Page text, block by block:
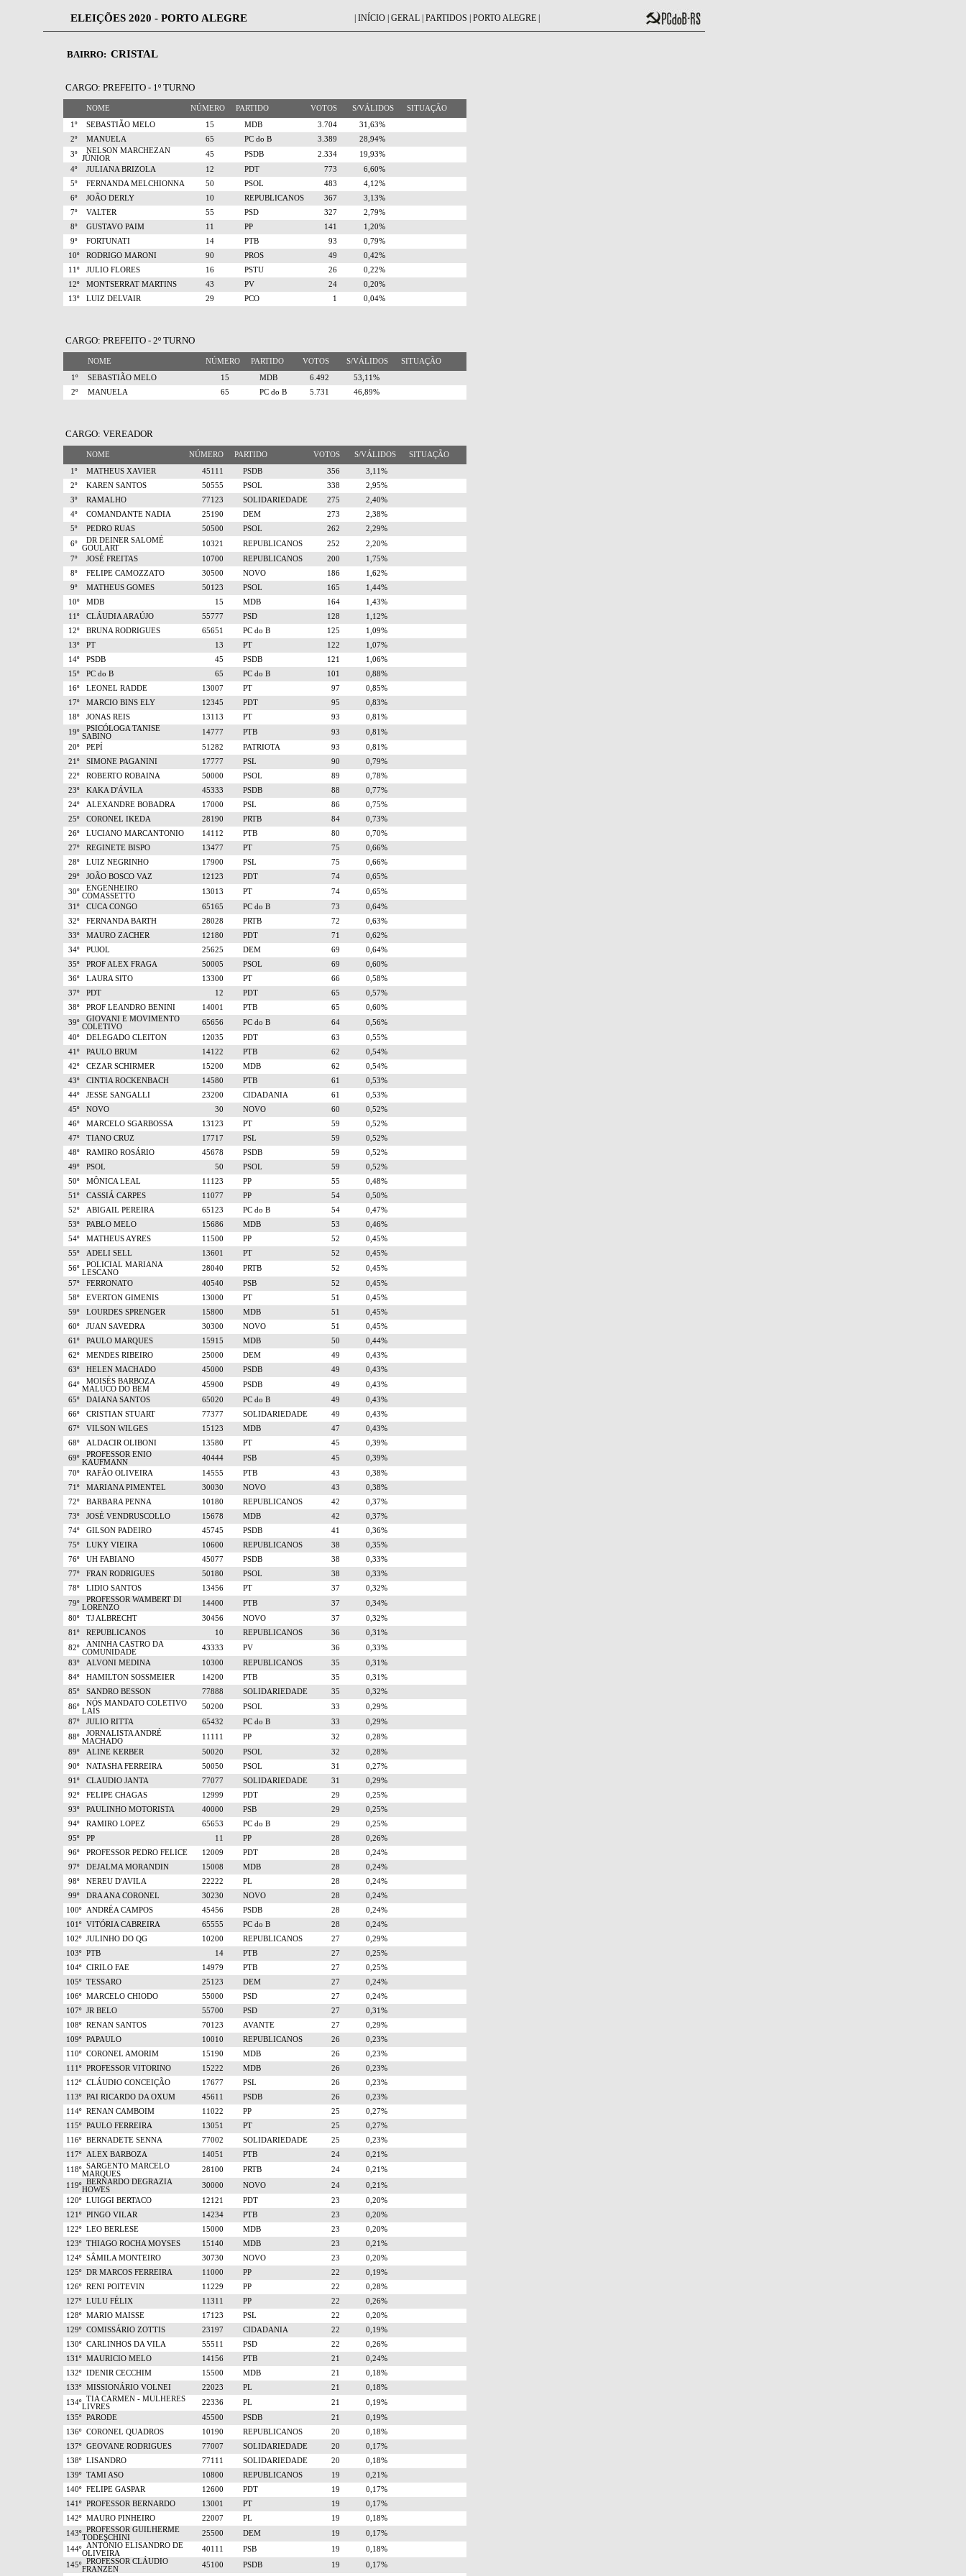
ELEIÇÕES 2020 - PORTO ALEGRE INÍCIO GERAL PARTIDOS PORTO ALEGRE
BAIRRO: CRISTAL
CARGO: PREFEITO - 1º TURNO
NOME NÚMERO PARTIDO VOTOS S/VÁLIDOS SITUAÇÃO
1º SEBASTIÃO MELO 15 MDB 3.704
31,63%
2º
MANUELA 65 PC do B 3.389
28,94%
3º
NELSON MARCHEZAN
JÚNIOR
45 PSDB 2.334
19,93%
4º
JULIANA BRIZOLA 12 PDT 773
6,60%
5º
FERNANDA MELCHIONNA 50 PSOL 483
4,12%
6º
JOÃO DERLY 10 REPUBLICANOS 367
3,13%
7º
VALTER 55 PSD 327
2,79%
8º
GUSTAVO PAIM 11 PP 141
1,20%
9º
FORTUNATI 14 PTB 93
0,79%
10º
RODRIGO MARONI 90 PROS 49
0,42%
11º
JULIO FLORES 16 PSTU 26
0,22%
12º
MONTSERRAT MARTINS 43 PV 24
0,20%
13º
LUIZ DELVAIR 29 PCO 1 0,04%
CARGO: PREFEITO - 2º TURNO
NOME NÚMERO PARTIDO VOTOS S/VÁLIDOS SITUAÇÃO
1º SEBASTIÃO MELO 15 MDB 6.492
53,11%
2º
MANUELA 65 PC do B 5.731 46,89%
CARGO: VEREADOR
NOME NÚMERO PARTIDO VOTOS S/VÁLIDOS SITUAÇÃO
1º MATHEUS XAVIER 45111 PSDB 356
3,11%
2º
KAREN SANTOS 50555 PSOL 338
2,95%
3º
RAMALHO 77123 SOLIDARIEDADE 275
2,40%
4º
COMANDANTE NADIA 25190 DEM 273
2,38%
5º
PEDRO RUAS 50500 PSOL 262
2,29%
6º
DR DEINER SALOMÉ
GOULART
10321 REPUBLICANOS 252
2,20%
7º
JOSÉ FREITAS 10700 REPUBLICANOS 200
1,75%
8º
FELIPE CAMOZZATO 30500 NOVO 186
1,62%
9º
MATHEUS GOMES 50123 PSOL 165
1,44%
10º
MDB 15 MDB 164
1,43%
11º
CLÁUDIA ARAÚJO 55777 PSD 128
1,12%
12º
BRUNA RODRIGUES 65651 PC do B 125
1,09%
13º
PT 13 PT 122
1,07%
14º
PSDB 45 PSDB 121
1,06%
15º
PC do B 65 PC do B 101
0,88%
16º
LEONEL RADDE 13007 PT 97
0,85%
17º
MARCIO BINS ELY 12345 PDT 95
0,83%
18º
JONAS REIS 13113 PT 93
0,81%
19º
PSICÓLOGA TANISE
SABINO
14777 PTB 93
0,81%
20º
PEPÍ 51282 PATRIOTA 93
0,81%
21º
SIMONE PAGANINI 17777 PSL 90
0,79%
22º
ROBERTO ROBAINA 50000 PSOL 89
0,78%
23º
KAKA D'ÁVILA 45333 PSDB 88
0,77%
24º
ALEXANDRE BOBADRA 17000 PSL 86
0,75%
25º
CORONEL IKEDA 28190 PRTB 84
0,73%
26º
LUCIANO MARCANTONIO 14112 PTB 80
0,70%
27º
REGINETE BISPO 13477 PT 75
0,66%
28º
LUIZ NEGRINHO 17900 PSL 75
0,66%
29º
JOÃO BOSCO VAZ 12123 PDT 74
0,65%
30º
ENGENHEIRO
COMASSETTO
13013 PT 74
0,65%
31º
CUCA CONGO 65165 PC do B 73
0,64%
32º
FERNANDA BARTH 28028 PRTB 72
0,63%
33º
MAURO ZACHER 12180 PDT 71
0,62%
34º
PUJOL 25625 DEM 69
0,64%
35º
PROF ALEX FRAGA 50005 PSOL 69
0,60%
36º
LAURA SITO 13300 PT 66
0,58%
37º
PDT 12 PDT 65
0,57%
38º
PROF LEANDRO BENINI 14001 PTB 65
0,60%
39º
GIOVANI E MOVIMENTO
COLETIVO
65656 PC do B 64
0,56%
40º
DELEGADO CLEITON 12035 PDT 63
0,55%
41º
PAULO BRUM 14122 PTB 62
0,54%
42º
CEZAR SCHIRMER 15200 MDB 62
0,54%
43º
CINTIA ROCKENBACH 14580 PTB 61
0,53%
44º
JESSE SANGALLI 23200 CIDADANIA 61
0,53%
45º
NOVO 30 NOVO 60
0,52%
46º
MARCELO SGARBOSSA 13123 PT 59
0,52%
47º
TIANO CRUZ 17717 PSL 59
0,52%
48º
RAMIRO ROSÁRIO 45678 PSDB 59
0,52%
49º
PSOL 50 PSOL 59
0,52%
50º
MÔNICA LEAL 11123 PP 55
0,48%
51º
CASSIÁ CARPES 11077 PP 54
0,50%
52º
ABIGAIL PEREIRA 65123 PC do B 54
0,47%
53º
PABLO MELO 15686 MDB 53
0,46%
54º
MATHEUS AYRES 11500 PP 52
0,45%
55º
ADELI SELL 13601 PT 52
0,45%
56º
POLICIAL MARIANA
LESCANO
28040 PRTB 52
0,45%
57º
FERRONATO 40540 PSB 52
0,45%
58º
EVERTON GIMENIS 13000 PT 51
0,45%
59º
LOURDES SPRENGER 15800 MDB 51
0,45%
60º
JUAN SAVEDRA 30300 NOVO 51
0,45%
61º
PAULO MARQUES 15915 MDB 50
0,44%
62º
MENDES RIBEIRO 25000 DEM 49
0,43%
63º
HELEN MACHADO 45000 PSDB 49
0,43%
64º
MOISÉS BARBOZA
MALUCO DO BEM
45900 PSDB 49
0,43%
65º
DAIANA SANTOS 65020 PC do B 49
0,43%
66º
CRISTIAN STUART 77377 SOLIDARIEDADE 49
0,43%
67º
VILSON WILGES 15123 MDB 47
0,43%
68º
ALDACIR OLIBONI 13580 PT 45
0,39%
69º
PROFESSOR ENIO
KAUFMANN
40444 PSB 45
0,39%
70º
RAFÃO OLIVEIRA 14555 PTB 43
0,38%
71º
MARIANA PIMENTEL 30030 NOVO 43
0,38%
72º
BARBARA PENNA 10180 REPUBLICANOS 42
0,37%
73º
JOSÉ VENDRUSCOLLO 15678 MDB 42
0,37%
74º
GILSON PADEIRO 45745 PSDB 41
0,36%
75º
LUKY VIEIRA 10600 REPUBLICANOS 38
0,35%
76º
UH FABIANO 45077 PSDB 38
0,33%
77º
FRAN RODRIGUES 50180 PSOL 38
0,33%
78º
LIDIO SANTOS 13456 PT 37
0,32%
79º
PROFESSOR WAMBERT DI
LORENZO
14400 PTB 37
0,34%
80º
TJ ALBRECHT 30456 NOVO 37
0,32%
81º
REPUBLICANOS 10 REPUBLICANOS 36
0,31%
82º
ANINHA CASTRO DA
COMUNIDADE
43333 PV 36
0,33%
83º
ALVONI MEDINA 10300 REPUBLICANOS 35
0,31%
84º
HAMILTON SOSSMEIER 14200 PTB 35
0,31%
85º
SANDRO BESSON 77888 SOLIDARIEDADE 35
0,32%
86º
NÓS MANDATO COLETIVO
LAÍS
50200 PSOL 33
0,29%
87º
JULIO RITTA 65432 PC do B 33
0,29%
88º
JORNALISTA ANDRÉ
MACHADO
11111 PP 32
0,28%
89º
ALINE KERBER 50020 PSOL 32
0,28%
90º
NATASHA FERREIRA 50050 PSOL 31
0,27%
91º
CLAUDIO JANTA 77077 SOLIDARIEDADE 31
0,29%
92º
FELIPE CHAGAS 12999 PDT 29
0,25%
93º
PAULINHO MOTORISTA 40000 PSB 29
0,25%
94º
RAMIRO LOPEZ 65653 PC do B 29
0,25%
95º
PP 11 PP 28
0,26%
96º
PROFESSOR PEDRO FELICE 12009 PDT 28
0,24%
97º
DEJALMA MORANDIN 15008 MDB 28
0,24%
98º
NEREU D'AVILA 22222 PL 28
0,24%
99º
DRA ANA CORONEL 30230 NOVO 28
0,24%
100º ANDRÉA CAMPOS 45456 PSDB 28
0,24%
101º VITÓRIA CABREIRA 65555 PC do B 28
0,24%
102º JULINHO DO QG 10200 REPUBLICANOS 27
0,29%
103º PTB 14 PTB 27
0,25%
104º CIRILO FAE 14979 PTB 27
0,25%
105º TESSARO 25123 DEM 27
0,24%
106º MARCELO CHIODO 55000 PSD 27
0,24%
107º JR BELO 55700 PSD 27
0,31%
108º RENAN SANTOS 70123 AVANTE 27
0,29%
109º PAPAULO 10010 REPUBLICANOS 26
0,23%
110º CORONEL AMORIM 15190 MDB 26
0,23%
111º PROFESSOR VITORINO 15222 MDB 26
0,23%
112º CLÁUDIO CONCEIÇÃO 17677 PSL 26
0,23%
113º PAI RICARDO DA OXUM 45611 PSDB 26
0,23%
114º RENAN CAMBOIM 11022 PP 25
0,27%
115º PAULO FERREIRA 13051 PT 25
0,27%
116º BERNADETE SENNA 77002 SOLIDARIEDADE 25
0,23%
117º ALEX BARBOZA 14051 PTB 24
0,21%
118º SARGENTO MARCELO
MARQUES
28100 PRTB 24
0,21%
119º BERNARDO DEGRAZIA
HOWES
30000 NOVO 24
0,21%
120º LUIGGI BERTACO 12121 PDT 23
0,20%
121º PINGO VILAR 14234 PTB 23
0,20%
122º LEO BERLESE 15000 MDB 23
0,20%
123º THIAGO ROCHA MOYSES 15140 MDB 23
0,21%
124º SÂMILA MONTEIRO 30730 NOVO 23
0,20%
125º DR MARCOS FERREIRA 11000 PP 22
0,19%
126º RENI POITEVIN 11229 PP 22
0,28%
127º LULU FÉLIX 11311 PP 22
0,26%
128º MARIO MAISSE 17123 PSL 22
0,20%
129º COMISSÁRIO ZOTTIS 23197 CIDADANIA 22
0,19%
130º CARLINHOS DA VILA 55511 PSD 22
0,26%
131º MAURICIO MELO 14156 PTB 21
0,24%
132º IDENIR CECCHIM 15500 MDB 21
0,18%
133º MISSIONÁRIO VOLNEI 22023 PL 21
0,18%
134º TIA CARMEN - MULHERES
LIVRES
22336 PL 21
0,19%
135º PARODE 45500 PSDB 21
0,19%
136º CORONEL QUADROS 10190 REPUBLICANOS 20
0,18%
137º GEOVANE RODRIGUES 77007 SOLIDARIEDADE 20
0,17%
138º LISANDRO 77111 SOLIDARIEDADE 20
0,18%
139º TAMI ASO 10800 REPUBLICANOS 19
0,21%
140º FELIPE GASPAR 12600 PDT 19
0,17%
141º PROFESSOR BERNARDO 13001 PT 19
0,17%
142º MAURO PINHEIRO 22007 PL 19
0,18%
143º PROFESSOR GUILHERME
TODESCHINI
25500 DEM 19
0,17%
144º ANTÔNIO ELISANDRO DE
OLIVEIRA
40111 PSB 19
0,18%
145º PROFESSOR CLÁUDIO
FRANZEN
45100 PSDB 19 0,17%